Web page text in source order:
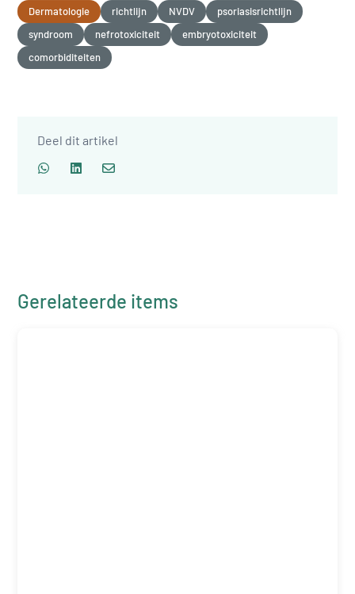
Dermatologie richtlijn NVDV
psoriasisrichtlijn
syndroom
nefrotoxiciteit
embryotoxiciteit
comorbiditeiten
Deel dit artikel
Gerelateerde items